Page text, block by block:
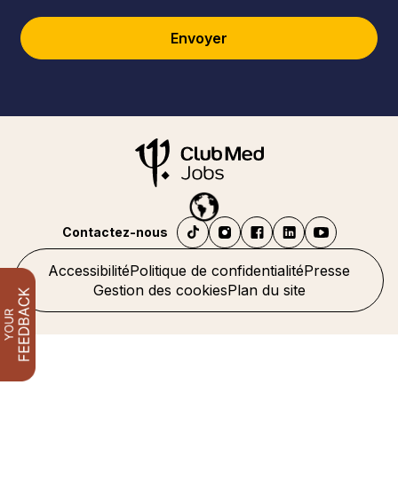
Envoyer
AccessibilitéPolitique de confidentialitéPresse
Gestion des cookiesPlan du site
Contactez-nous